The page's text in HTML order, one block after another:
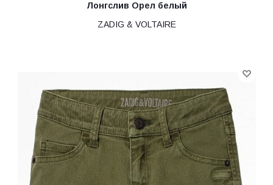
Лонгслив Орел белый
ZADIG & VOLTAIRE